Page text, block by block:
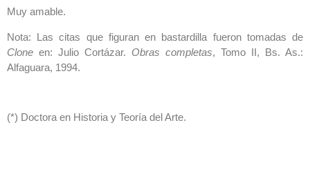
Muy amable.
Nota: Las citas que figuran en bastardilla fueron tomadas de
Clone en: Julio Cortázar. Obras completas, Tomo II, Bs. As.:
Alfaguara, 1994.
(*) Doctora en Historia y Teoría del Arte.